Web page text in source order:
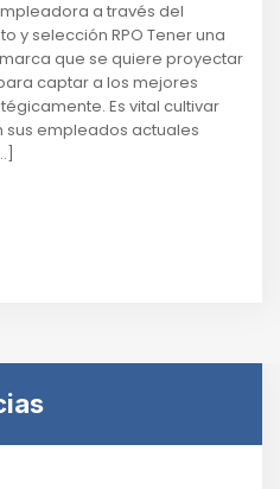
a través del
y selección RPO Tener una
que se quiere proyectar
captar a los mejores
Es vital cultivar
empleados actuales